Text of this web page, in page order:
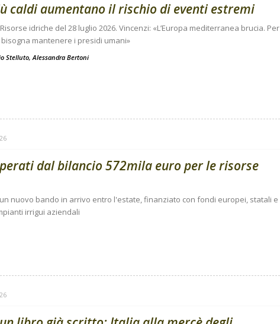
caldi aumentano il rischio di eventi estremi
idriche del 28 luglio 2026. Vincenzi: «L’Europa mediterranea brucia. Per
mantenere i presidi umani»
Stelluto, Alessandra Bertoni
dal bilancio 572mila euro per le risorse
nuovo bando in arrivo entro l'estate, finanziato con fondi europei, statali e
irrigui aziendali